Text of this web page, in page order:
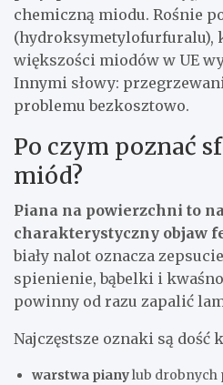
chemiczną miodu. Rośnie
(hydroksymetylofurfuralu),
większości miodów w UE
Innymi słowy:
problemu bezkosztowo.
Po czym poznać
miód?
Piana na powierzchni to
charakterystyczny objaw
biały nalot oznacza
spienienie, bąbelki i
powinny od razu zapalić
Najczęstsze oznaki są dość
warstwa pianylub drobnych